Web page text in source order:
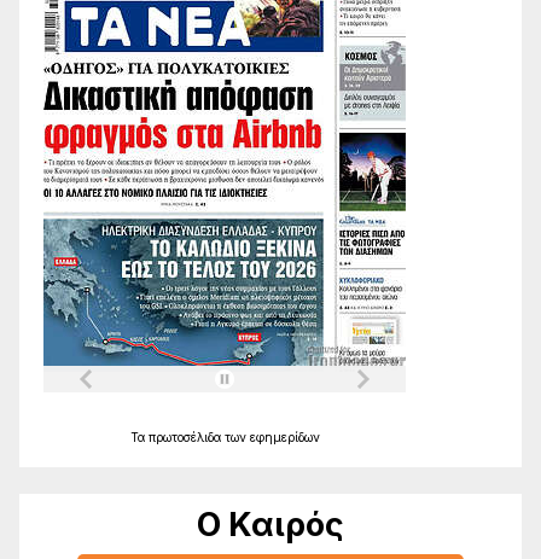
Τα πρωτοσέλιδα των εφημερίδων
Ο Καιρός